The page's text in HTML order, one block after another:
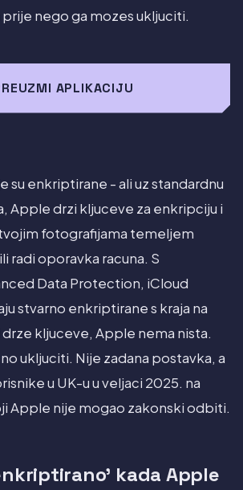
nego ga mozes ukljuciti.
APLIKACIJU
su enkriptirane - ali uz standardnu
Apple drzi kljuceve za enkripciju i
fotografijama temeljem
radi oporavka racuna. S
Data Protection, iCloud
stvarno enkriptirane s kraja na
kljuceve, Apple nema nista.
ukljuciti. Nije zadana postavka, a
u UK-u u veljaci 2025. na
Apple nije mogao zakonski odbiti.
kada Apple